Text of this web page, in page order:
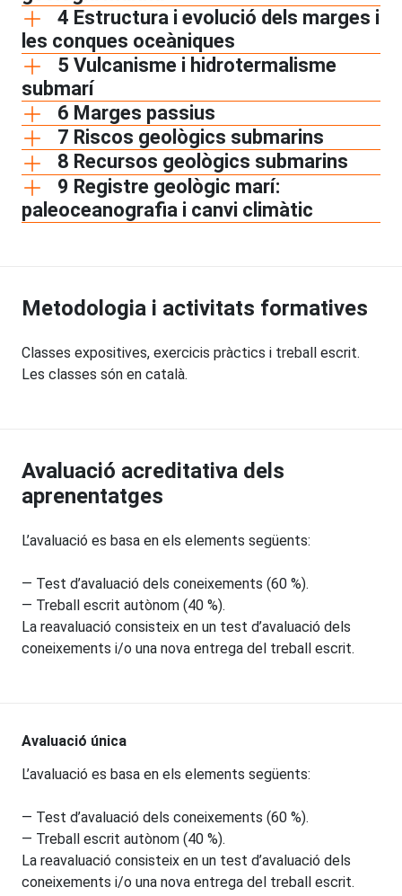
4 Estructura i evolució dels marges i
les conques oceàniques
5 Vulcanisme i hidrotermalisme
submarí
6 Marges passius
7 Riscos geològics submarins
8 Recursos geològics submarins
9 Registre geològic marí:
paleoceanografia i canvi climàtic
Metodologia i activitats formatives
Classes expositives, exercicis pràctics i treball escrit.
Les classes són en català.
Avaluació acreditativa dels
aprenentatges
L’avaluació es basa en els elements següents:
— Test d’avaluació dels coneixements (60 %).
— Treball escrit autònom (40 %).
La reavaluació consisteix en un test d’avaluació dels
coneixements i/o una nova entrega del treball escrit.
Avaluació única
L’avaluació es basa en els elements següents:
— Test d’avaluació dels coneixements (60 %).
— Treball escrit autònom (40 %).
La reavaluació consisteix en un test d’avaluació dels
coneixements i/o una nova entrega del treball escrit.